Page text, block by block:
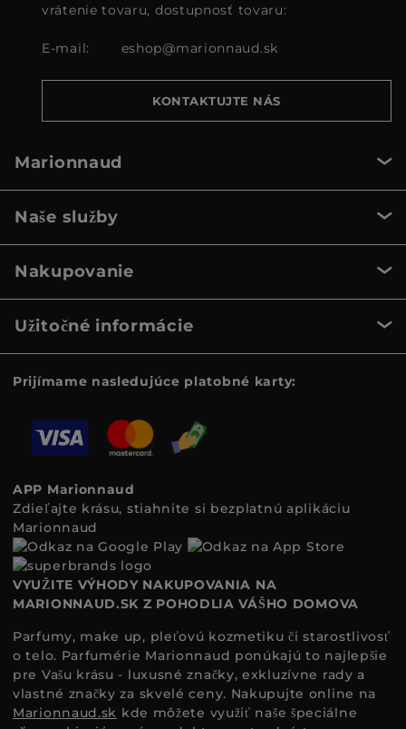
vrátenie tovaru, dostupnosť tovaru:
E-mail: eshop@marionnaud.sk
KONTAKTUJTE NÁS
Marionnaud
Naše služby
Nakupovanie
Užitočné informácie
Prijímame nasledujúce platobné karty:
APP Marionnaud
Zdieľajte krásu, stiahnite si bezplatnú aplikáciu
Marionnaud
VYUŽITE VÝHODY NAKUPOVANIA NA
MARIONNAUD.SK Z POHODLIA VÁŠHO DOMOVA
Parfumy, make up, pleťovú kozmetiku či starostlivosť
o telo. Parfumérie Marionnaud ponúkajú to najlepšie
pre Vašu krásu - luxusné značky, exkluzívne rady a
vlastné značky za skvelé ceny. Nakupujte online na
Marionnaud.sk kde môžete využiť naše špeciálne